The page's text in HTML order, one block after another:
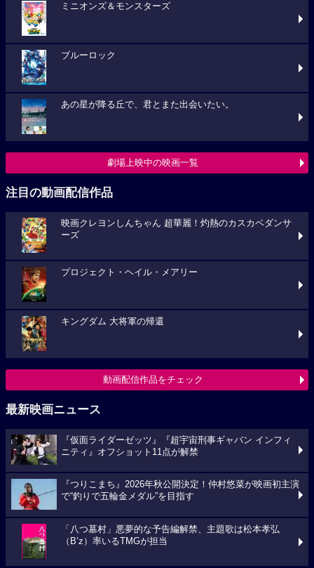
ミニオンズ＆モンスターズ
ブルーロック
あの星が降る丘で、君とまた出会いたい。
劇場上映中の映画一覧
注目の動画配信作品
映画クレヨンしんちゃん 超華麗！灼熱のカスカベダンサ
ーズ
プロジェクト・ヘイル・メアリー
キングダム 大将軍の帰還
動画配信作品をチェック
最新映画ニュース
『仮面ライダーゼッツ』『超宇宙刑事ギャバン インフィ
ニティ』オフショット11点が解禁
『つりこまち』2026年秋公開決定！仲村悠菜が映画初主演
で“釣りで五輪金メダル”を目指す
「八つ墓村」悪夢的な予告編解禁、主題歌は松本孝弘
（B’z）率いるTMGが担当